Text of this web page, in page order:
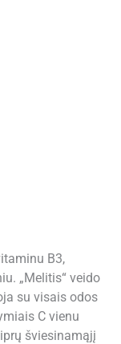
B3,
„Melitis“ veido
su visais odos
C vienu
šviesinamąjį